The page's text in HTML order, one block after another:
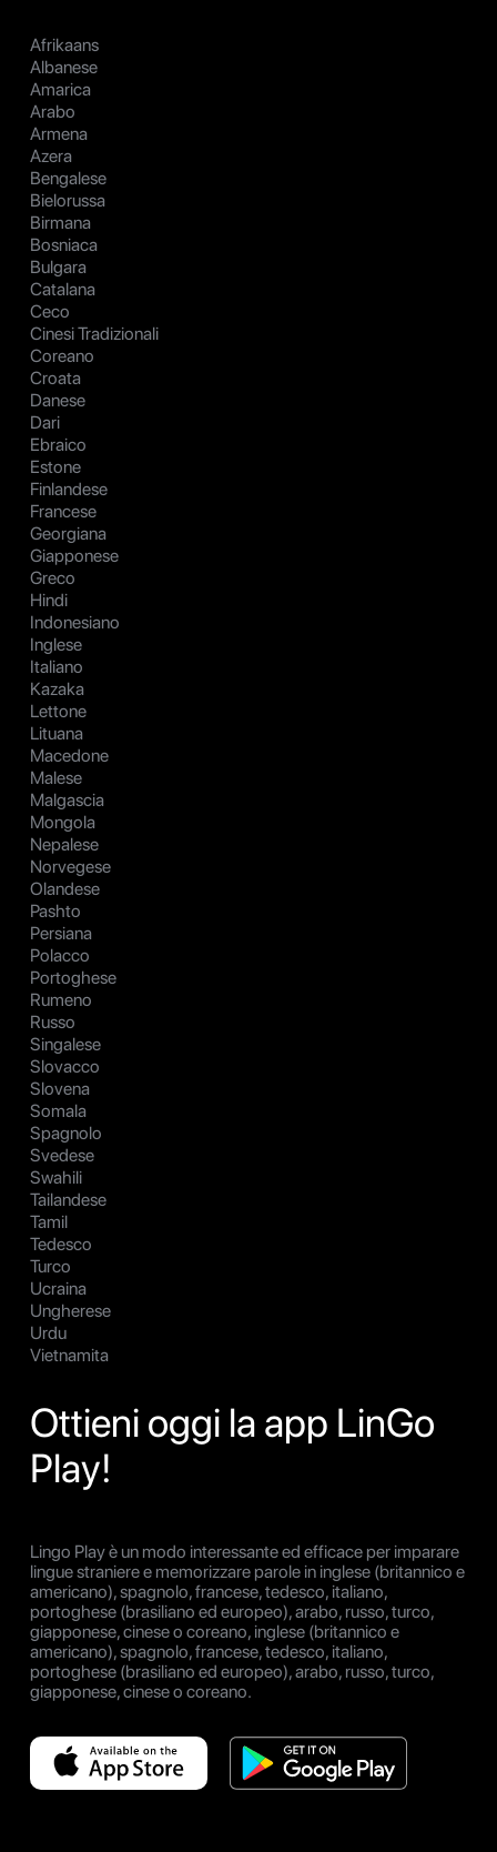
Afrikaans
Albanese
Amarica
Arabo
Armena
Azera
Bengalese
Bielorussa
Birmana
Bosniaca
Bulgara
Catalana
Ceco
Cinesi Tradizionali
Coreano
Croata
Danese
Dari
Ebraico
Estone
Finlandese
Francese
Georgiana
Giapponese
Greco
Hindi
Indonesiano
Inglese
Italiano
Kazaka
Lettone
Lituana
Macedone
Malese
Malgascia
Mongola
Nepalese
Norvegese
Olandese
Pashto
Persiana
Polacco
Portoghese
Rumeno
Russo
Singalese
Slovacco
Slovena
Somala
Spagnolo
Svedese
Swahili
Tailandese
Tamil
Tedesco
Turco
Ucraina
Ungherese
Urdu
Vietnamita
Ottieni oggi la app LinGo
Play!
Lingo Play è un modo interessante ed efficace per imparare
lingue straniere e memorizzare parole in inglese (britannico e
americano), spagnolo, francese, tedesco, italiano,
portoghese (brasiliano ed europeo), arabo, russo, turco,
giapponese, cinese o coreano, inglese (britannico e
americano), spagnolo, francese, tedesco, italiano,
portoghese (brasiliano ed europeo), arabo, russo, turco,
giapponese, cinese o coreano.